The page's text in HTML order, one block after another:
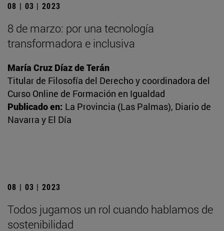
08 | 03 | 2023
8 de marzo: por una tecnología
transformadora e inclusiva
María Cruz Díaz de Terán
Titular de Filosofía del Derecho y coordinadora del
Curso Online de Formación en Igualdad
Publicado en: La Provincia (Las Palmas), Diario de
Navarra y El Día
08 | 03 | 2023
Todos jugamos un rol cuando hablamos de
sostenibilidad